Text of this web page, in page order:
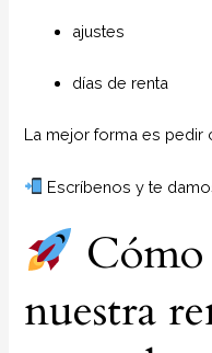
ajustes
días de renta
La mejor forma es pedir
Escríbenos y te
nuestra